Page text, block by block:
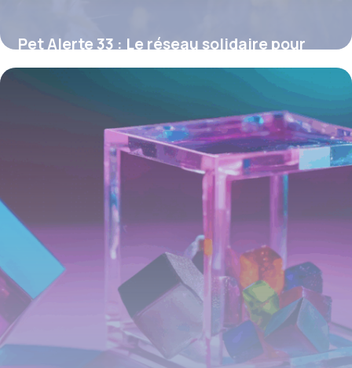
Pet Alerte 33 : Le réseau solidaire pour
retrouver un animal perdu en Gironde